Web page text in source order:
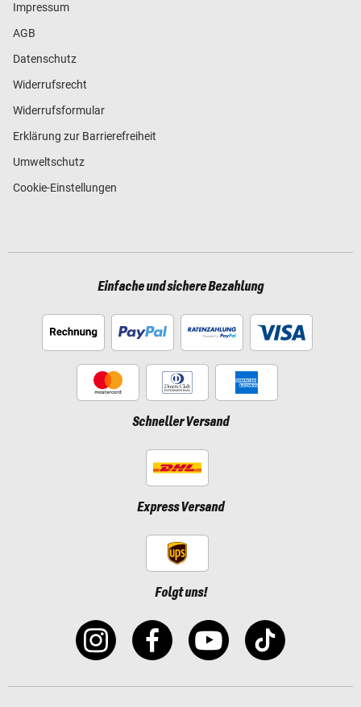
Impressum
AGB
Datenschutz
Widerrufsrecht
Widerrufsformular
Erklärung zur Barrierefreiheit
Umweltschutz
Cookie-Einstellungen
Einfache und sichere Bezahlung
Schneller Versand
Express Versand
Folgt uns!